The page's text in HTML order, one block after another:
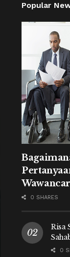
Popular
0 SHARES
Risa
0